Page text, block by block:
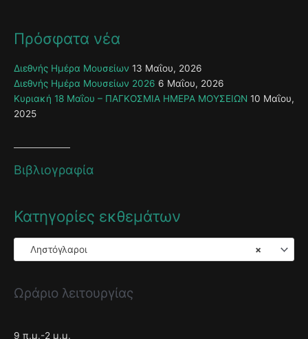
Πρόσφατα νέα
Διεθνής Ημέρα Μουσείων 13 Μαΐου, 2026
Διεθνής Ημέρα Μουσείων 2026 6 Μαΐου, 2026
Κυριακή 18 Μαΐου – ΠΑΓΚΟΣΜΙΑ ΗΜΕΡΑ ΜΟΥΣΕΙΩΝ 10 Μαΐου,
2025
Βιβλιογραφία
Κατηγορίες εκθεμάτων
×
Ληστόγλαροι
Ωράριο λειτουργίας
9 π.μ.-2 μ.μ.